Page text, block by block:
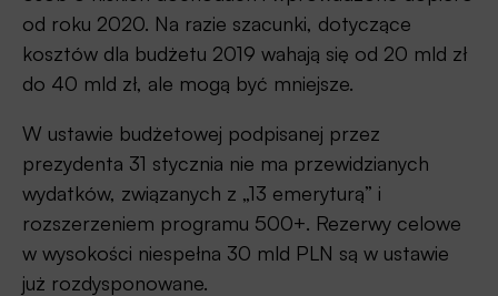
od roku 2020. Na razie szacunki, dotyczące
kosztów dla budżetu 2019 wahają się od 20 mld zł
do 40 mld zł, ale mogą być mniejsze.
W ustawie budżetowej podpisanej przez
prezydenta 31 stycznia nie ma przewidzianych
wydatków, związanych z „13 emeryturą” i
rozszerzeniem programu 500+. Rezerwy celowe
w wysokości niespełna 30 mld PLN są w ustawie
już rozdysponowane.